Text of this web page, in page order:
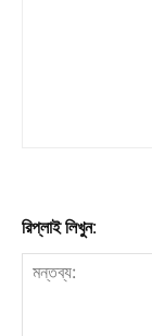
রিপ্লাই লিখুন: